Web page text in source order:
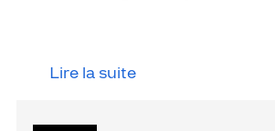
Lire la suite